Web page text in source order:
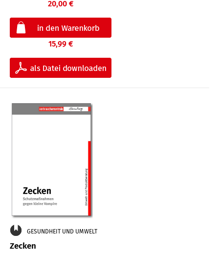
20,00 €
15,99 €
GESUNDHEIT UND UMWELT
Zecken